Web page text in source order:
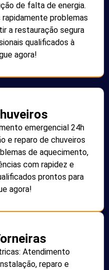
de falta de energia.
problemas
a restauração segura
qualificados à
agora!
emergencial 24h
e reparo de chuveiros
de aquecimento,
com rapidez e
prontos para
agora!
Atendimento
reparo e